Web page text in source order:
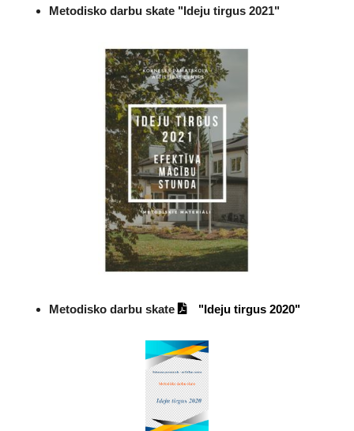
Metodisko darbu skate "Ideju tirgus 2021"
Metodisko darbu skate "Ideju tirgus 2020"